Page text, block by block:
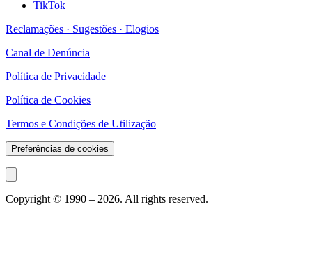
TikTok
Reclamações · Sugestões · Elogios
Canal de Denúncia
Política de Privacidade
Política de Cookies
Termos e Condições de Utilização
Preferências de cookies
Copyright © 1990 – 2026. All rights reserved.